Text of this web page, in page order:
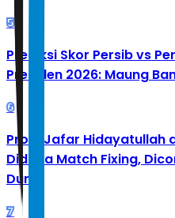
5
Prediksi Skor Persib vs
Presiden 2026: Maung
6
Profil Jafar Hidayatullah
Diduga Match Fixing,
Dunia
7